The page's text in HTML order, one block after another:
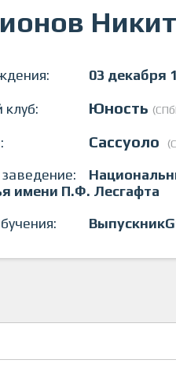
03 декабря
Юность
Сассуоло
имени П.Ф. Лесгафта